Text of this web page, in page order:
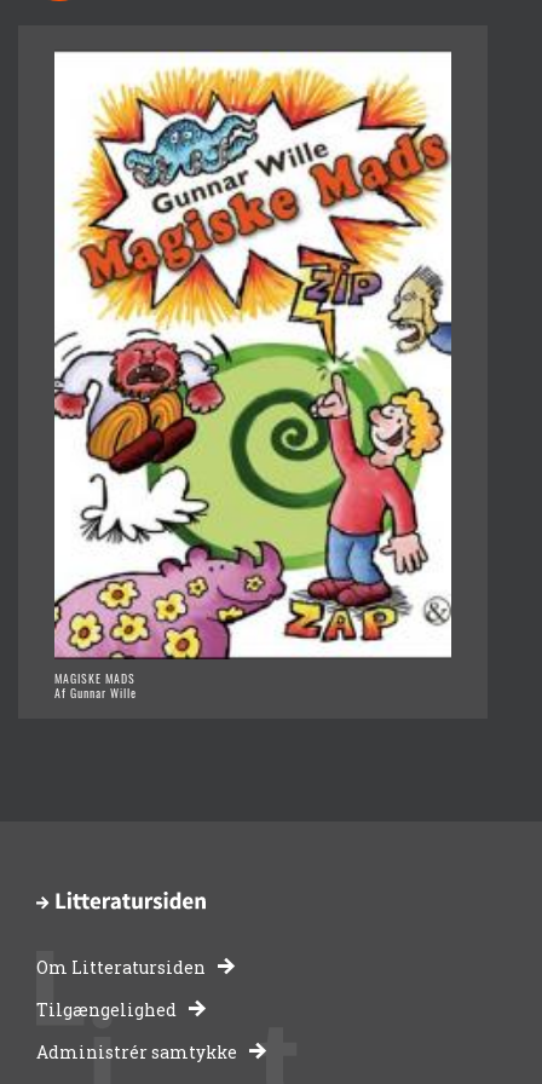
MAGISKE MADS
Af Gunnar Wille
-
bibliotekernes
Om Litteratursiden
Tilgængelighed
Administrér samtykke